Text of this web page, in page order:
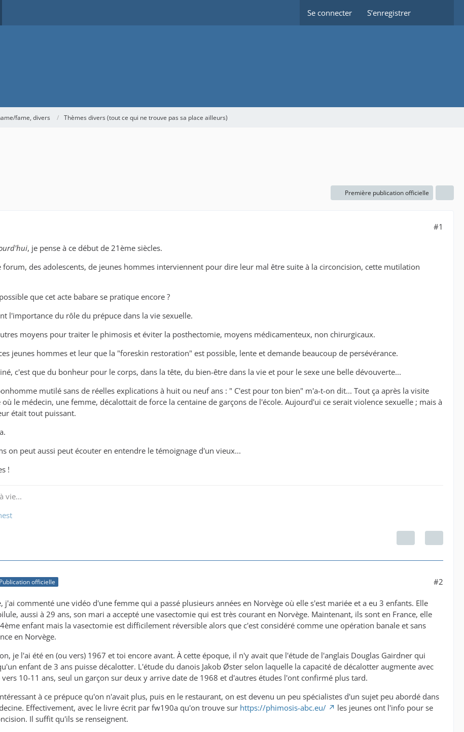
Se connecter S’enregistrer
fame, divers Thèmes divers (tout ce qui ne trouve pas sa place ailleurs)
Première publication officielle
#1
, je pense à ce début de 21ème siècles.
forum, des adolescents, de jeunes hommes interviennent pour dire leur mal être suite à la circoncision, cette mutilation
que cet acte babare se pratique encore ?
l'importance du rôle du prépuce dans la vie sexuelle.
moyens pour traiter le phimosis et éviter la posthectomie, moyens médicamenteux, non chirurgicaux.
jeunes hommes et leur que la "foreskin restoration" est possible, lente et demande beaucoup de persévérance.
c'est que du bonheur pour le corps, dans la tête, du bien-être dans la vie et pour le sexe une belle dévouverte...
mutilé sans de réelles explications à huit ou neuf ans : " C'est pour ton bien" m'a-t-on dit... Tout ça après la visite
le médecin, une femme, décalottait de force la centaine de garçons de l'école. Aujourd'ui ce serait violence sexuelle ; mais à
était tout puissant.
on peut aussi peut écouter en entendre le témoignage d'un vieux...
!
vie...
Publication officielle #2
j'ai commenté une vidéo d'une femme qui a passé plusieurs années en Norvège où elle s'est mariée et a eu 3 enfants. Elle
aussi à 29 ans, son mari a accepté une vasectomie qui est très courant en Norvège. Maintenant, ils sont en France, elle
enfant mais la vasectomie est difficilement réversible alors que c'est considéré comme une opération banale et sans
en Norvège.
je l'ai été en (ou vers) 1967 et toi encore avant. À cette époque, il n'y avait que l'étude de l'anglais Douglas Gairdner qui
enfant de 3 ans puisse décalotter. L'étude du danois Jakob Øster selon laquelle la capacité de décalotter augmente avec
vers 10-11 ans, seul un garçon sur deux y arrive date de 1968 et d'autres études l'ont confirmé plus tard.
à ce prépuce qu'on n'avait plus, puis en le restaurant, on est devenu un peu spécialistes d'un sujet peu abordé dans
Effectivement, avec le livre écrit par fw190a qu'on trouve sur https://phimosis-abc.eu/
les jeunes ont l'info pour se
Il suffit qu'ils se renseignent.